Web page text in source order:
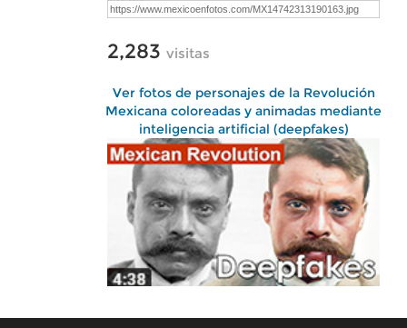
2,283 visitas
Ver fotos de personajes de la Revolución
Mexicana coloreadas y animadas mediante
inteligencia artificial (deepfakes)